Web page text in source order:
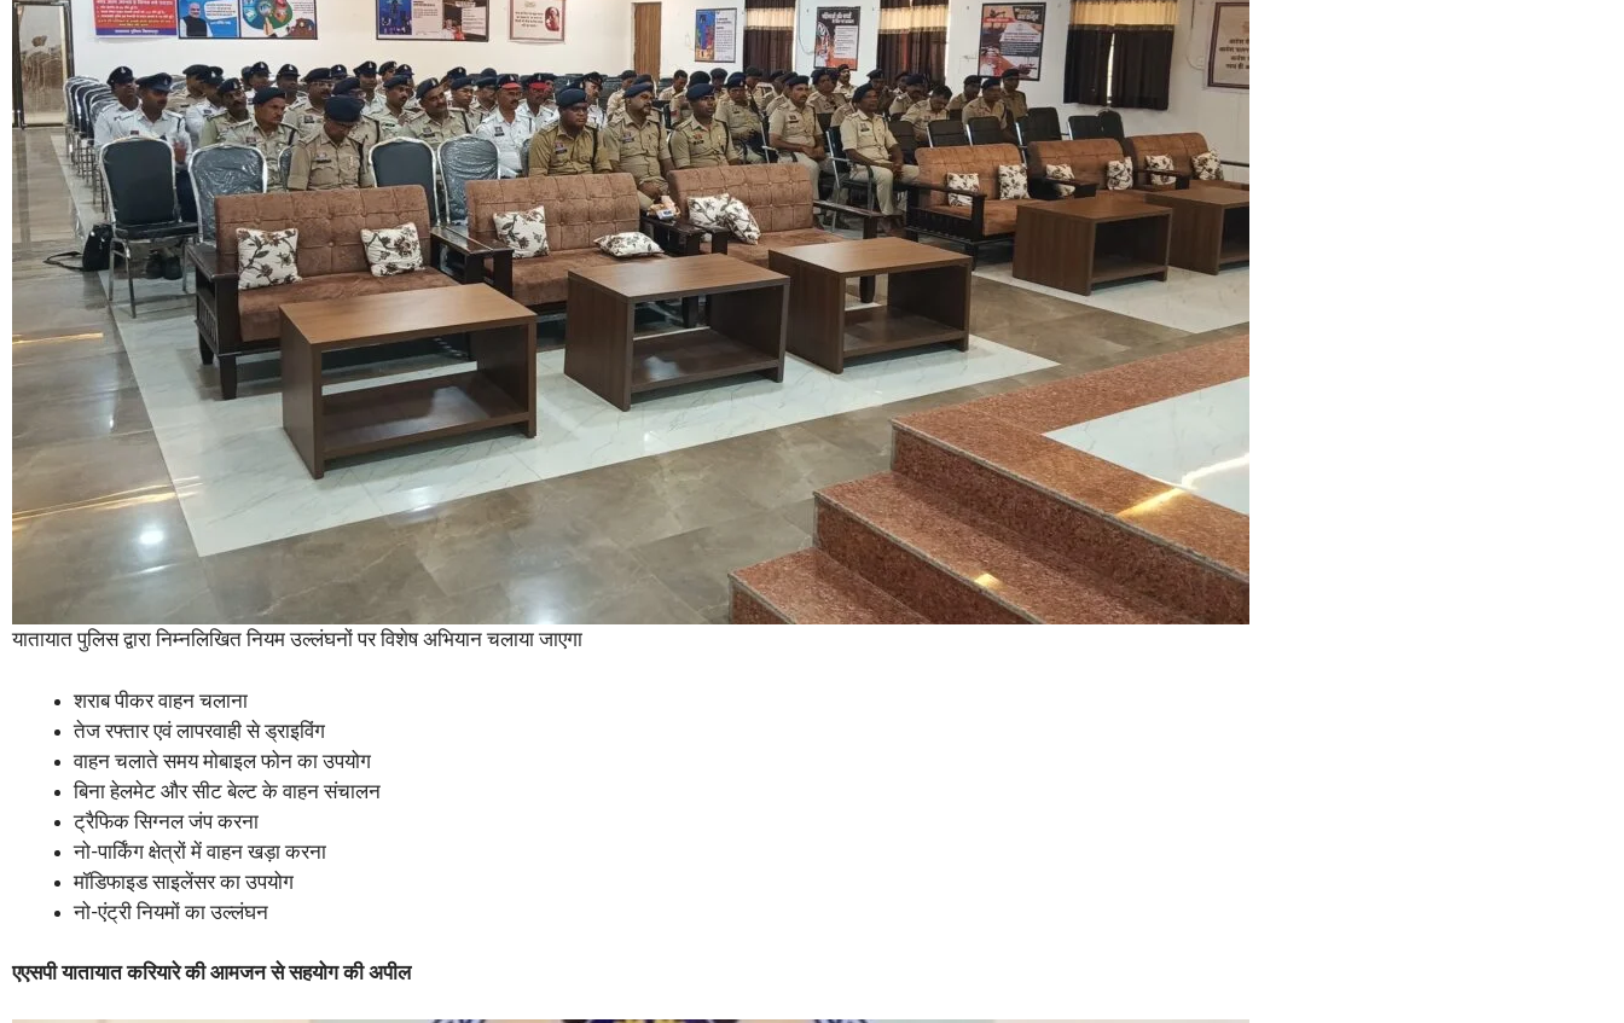
यातायात पुलिस द्वारा निम्नलिखित नियम उल्लंघनों पर विशेष अभियान चलाया जाएगा
शराब पीकर वाहन चलाना
तेज रफ्तार एवं लापरवाही से ड्राइविंग
वाहन चलाते समय मोबाइल फोन का उपयोग
बिना हेलमेट और सीट बेल्ट के वाहन संचालन
ट्रैफिक सिग्नल जंप करना
नो-पार्किंग क्षेत्रों में वाहन खड़ा करना
मॉडिफाइड साइलेंसर का उपयोग
नो-एंट्री नियमों का उल्लंघन
एएसपी यातायात करियारे की आमजन से सहयोग की अपील